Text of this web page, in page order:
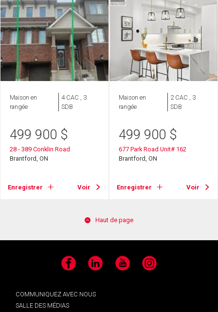
Maison en
rangée
4 CAC , 3
SDB
499 900 $
28 - 389 Conklin Road
Brantford, ON
Enregistrer Voir
Maison en
rangée
2 CAC , 3
SDB
499 900 $
677 Park Road Unit# 162
Brantford, ON
Enregistrer Voir
Haut de page
Facebook LinkedIn YouTube Instagram
COMMUNIQUEZ AVEC NOUS
SALLE DES MÉDIAS